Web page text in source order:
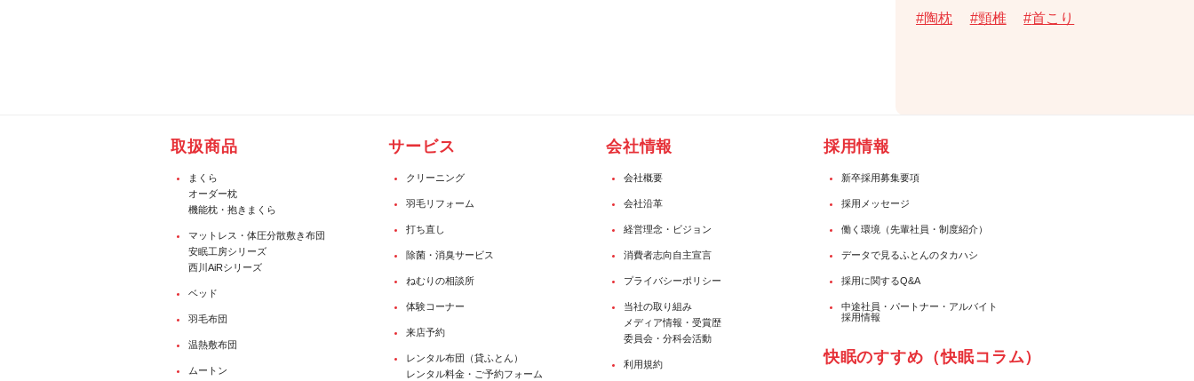
陶枕
頸椎 首こり
取扱商品
まくら
オーダー枕
機能枕・抱きまくら
マットレス・体圧分散敷き布団
安眠工房シリーズ
西川AiRシリーズ
ベッド
羽毛布団
温熱敷布団
ムートン
サービス
クリーニング
羽毛リフォーム
打ち直し
除菌・消臭サービス
ねむりの相談所
体験コーナー
来店予約
レンタル布団（貸ふとん）
レンタル料金・ご予約フォーム
会社情報
会社概要
会社沿革
経営理念・ビジョン
消費者志向自主宣言
プライバシーポリシー
当社の取り組み
メディア情報・受賞歴
委員会・分科会活動
利用規約
採用情報
新卒採用募集要項
採用メッセージ
働く環境（先輩社員・制度紹介）
データで見るふとんのタカハシ
採用に関するQ&A
中途社員・パートナー・アルバイト
採用情報
快眠のすすめ（快眠コラム）